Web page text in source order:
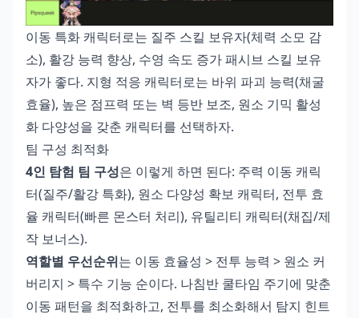
이동 특화 캐릭터로는 질주 스킬 보유자(체력 소모 감
소), 활강 능력 향상, 수영 속도 증가 패시브 스킬 보유
자가 좋다. 지형 적응 캐릭터로는 바위 파괴 능력(채굴
효율), 높은 점프력 또는 벽 등반 보조, 원소 기믹 활성
화 다양성을 갖춘 캐릭터를 선택하자.
팀 구성 최적화
4인 탐험 팀 구성은 이렇게 하면 된다: 주력 이동 캐릭
터(질주/활강 특화), 원소 다양성 확보 캐릭터, 전투 효
율 캐릭터(빠른 몬스터 처리), 유틸리티 캐릭터(채집/제
작 보너스).
역할별 우선순위는 이동 효율성 > 전투 능력 > 원소 커
버리지 > 특수 기능 순이다. 나침반 쿨타임 주기에 맞춘
이동 패턴을 최적화하고, 전투를 최소화해서 탐지 힌트